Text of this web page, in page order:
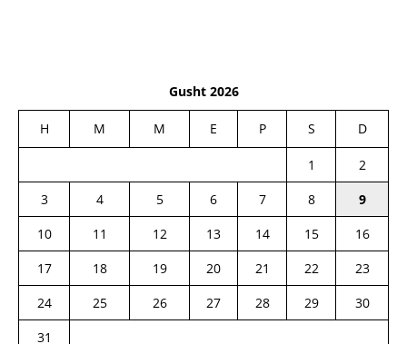
Gusht 2026
H M M E P S D
1
2
3
4 5 6 7 8
9
10
11 12 13 14 15
16
17
18 19 20 21 22
23
24
25 26 27 28 29
30
31